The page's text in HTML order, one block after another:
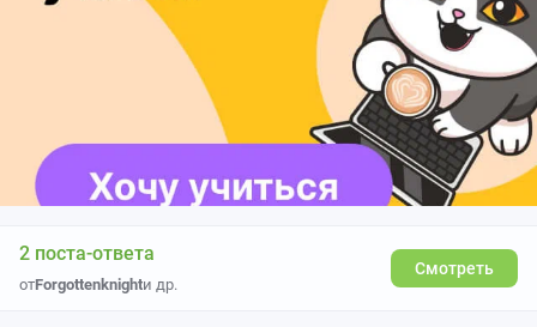
2 поста-ответа
отForgottenknightи др.
Смотреть